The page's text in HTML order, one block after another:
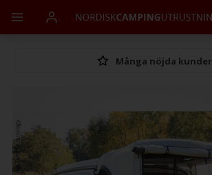
Många nöjda kunder